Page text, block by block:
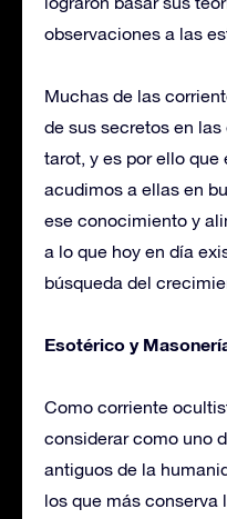
observaciones a las
Muchas de las
de sus secretos en las
tarot, y es por ello
acudimos a ellas en
ese conocimiento y
a lo que hoy en día
búsqueda del
Esotérico y
Como corriente
considerar como uno
antiguos de la
los que más